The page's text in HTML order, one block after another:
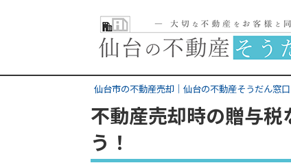
仙台市の不動産売却｜仙台の不動産そうだん窓口
不動産売却時の贈与
う！